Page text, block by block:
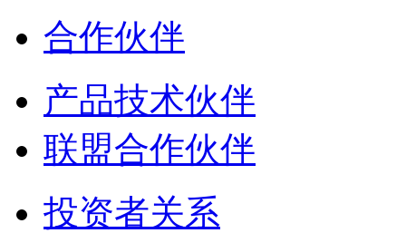
合作伙伴
产品技术伙伴
联盟合作伙伴
投资者关系